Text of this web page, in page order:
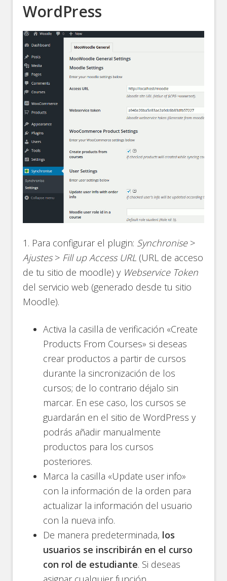
WordPress
1. Para configurar el plugin: Synchronise>
Ajustes> Fill up Access URL (URL de acceso
de tu sitio de moodle) y Webservice Token
del servicio web (generado desde tu sitio
Moodle).
Activa la casilla de verificación «Create
Products From Courses» si deseas
crear productos a partir de cursos
durante la sincronización de los
cursos; de lo contrario déjalo sin
marcar. En ese caso, los cursos se
guardarán en el sitio de WordPress y
podrás añadir manualmente
productos para los cursos
posteriores.
Marca la casilla «Update user info»
con la información de la orden para
actualizar la información del usuario
con la nueva info.
De manera predeterminada, los
usuarios se inscribirán en el curso
con rol de estudiante. Si deseas